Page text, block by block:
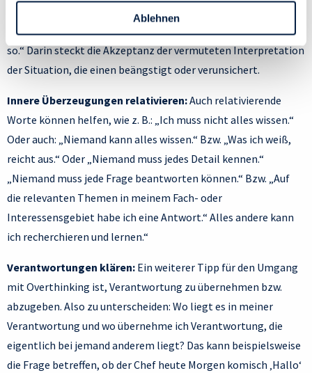
Ablehnen
wie „Dann ist es so.“ zu antworten. Also z. B.: „Was, wenn der
Kunde mein Angebot schlecht fand?“ zu sagen: „Dann ist es
so.“ Darin steckt die Akzeptanz der vermuteten Interpretation
der Situation, die einen beängstigt oder verunsichert.
Innere Überzeugungen relativieren:Auch relativierende
Worte können helfen, wie z. B.: „Ich muss nicht alles wissen.“
Oder auch: „Niemand kann alles wissen.“ Bzw. „Was ich weiß,
reicht aus.“ Oder „Niemand muss jedes Detail kennen.“
„Niemand muss jede Frage beantworten können.“ Bzw. „Auf
die relevanten Themen in meinem Fach- oder
Interessensgebiet habe ich eine Antwort.“ Alles andere kann
ich recherchieren und lernen.“
Verantwortungen klären: Ein weiterer Tipp für den Umgang
mit Overthinking ist, Verantwortung zu übernehmen bzw.
abzugeben. Also zu unterscheiden: Wo liegt es in meiner
Verantwortung und wo übernehme ich Verantwortung, die
eigentlich bei jemand anderem liegt? Das kann beispielsweise
die Frage betreffen, ob der Chef heute Morgen komisch ‚Hallo‘